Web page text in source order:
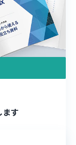
す